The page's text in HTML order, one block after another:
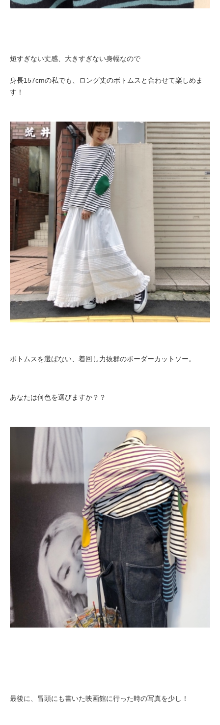
短すぎない丈感、大きすぎない身幅なので
身長157cmの私でも、ロング丈のボトムスと合わせて楽しめま
す！
ボトムスを選ばない、着回し力抜群のボーダーカットソー。
あなたは何色を選びますか？？
最後に、冒頭にも書いた映画館に行った時の写真を少し！